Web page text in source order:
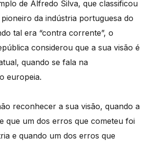
de Alfredo Silva, que classificou
da indústria portuguesa do
tal era “contra corrente”, o
considerou que a sua visão é
quando se fala na
europeia.
reconhecer a sua visão, quando a
que um dos erros que cometeu foi
e quando um dos erros que